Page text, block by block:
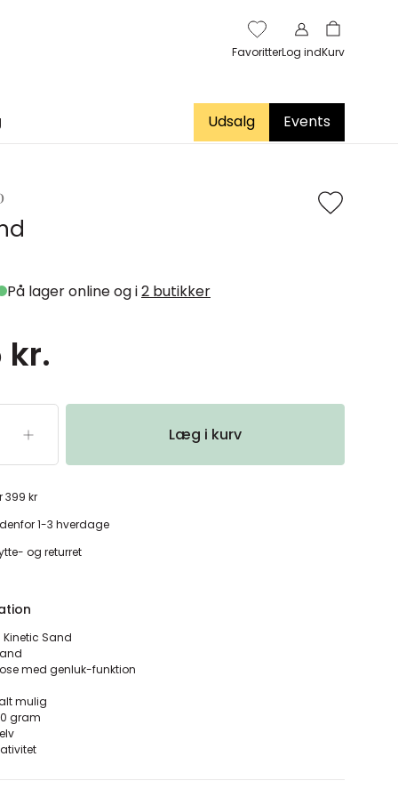
FavoritterLog indKurv
Udsalg Events
På lager online og i2 butikker
kr.
Læg i kurv
399 kr
1-3 hverdage
og returret
Sand
med genluk-funktion
mulig
gram